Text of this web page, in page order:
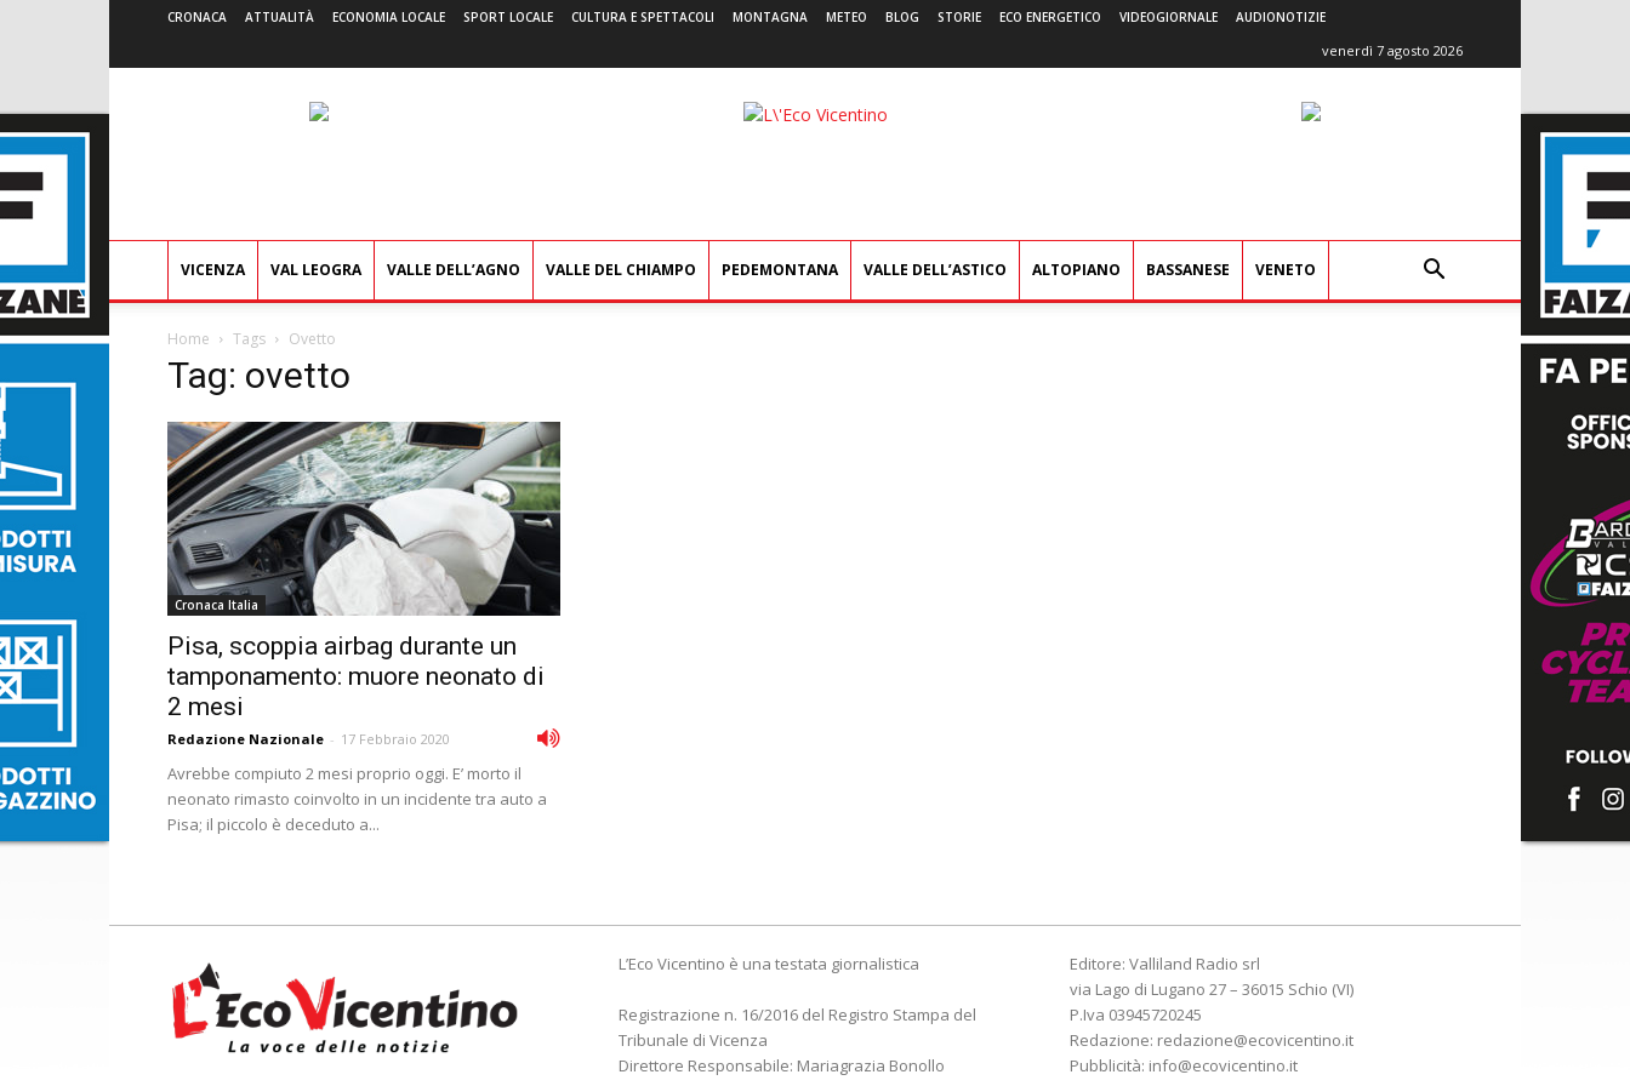
CRONACA ATTUALITÀ ECONOMIA LOCALE SPORT LOCALE CULTURA E SPETTACOLI MONTAGNA METEO BLOG STORIE ECO ENERGETICO VIDEOGIORNALE AUDIONOTIZIE
venerdì 7 agosto 2026
L'Eco
VICENZA VAL LEOGRA VALLE DELL’AGNO VALLE DEL CHIAMPO PEDEMONTANA VALLE DELL’ASTICO ALTOPIANO BASSANESE VENETO
Home Tags Ovetto
Tag: ovetto
Cronaca Italia
Pisa, scoppia airbag durante un
tamponamento: muore neonato di
2 mesi
Redazione Nazionale - 17 Febbraio 2020
Avrebbe compiuto 2 mesi proprio oggi. E’ morto il
neonato rimasto coinvolto in un incidente tra auto a
Pisa; il piccolo è deceduto a...
L’Eco Vicentino è una testata giornalistica
Registrazione n. 16/2016 del Registro Stampa del
Tribunale di Vicenza
Direttore Responsabile: Mariagrazia Bonollo
Editore: Valliland Radio srl
via Lago di Lugano 27 – 36015 Schio (VI)
P.Iva 03945720245
Redazione: redazione@ecovicentino.it
Pubblicità: info@ecovicentino.it